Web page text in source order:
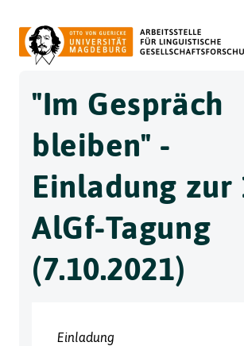
"Im Gespräch
bleiben" -
Einladung zur
AlGf-Tagung
(7.10.2021)
Einladung